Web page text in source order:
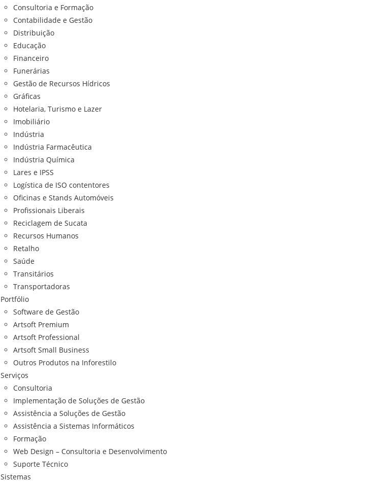
Consultoria e Formação
Contabilidade e Gestão
Distribuição
Educação
Financeiro
Funerárias
Gestão de Recursos Hídricos
Gráficas
Hotelaria, Turismo e Lazer
Imobiliário
Indústria
Indústria Farmacêutica
Indústria Química
Lares e IPSS
Logística de ISO contentores
Oficinas e Stands Automóveis
Profissionais Liberais
Reciclagem de Sucata
Recursos Humanos
Retalho
Saúde
Transitários
Transportadoras
Portfólio
Software de Gestão
Artsoft Premium
Artsoft Professional
Artsoft Small Business
Outros Produtos na Inforestilo
Serviços
Consultoria
Implementação de Soluções de Gestão
Assistência a Soluções de Gestão
Assistência a Sistemas Informáticos
Formação
Web Design – Consultoria e Desenvolvimento
Suporte Técnico
Sistemas